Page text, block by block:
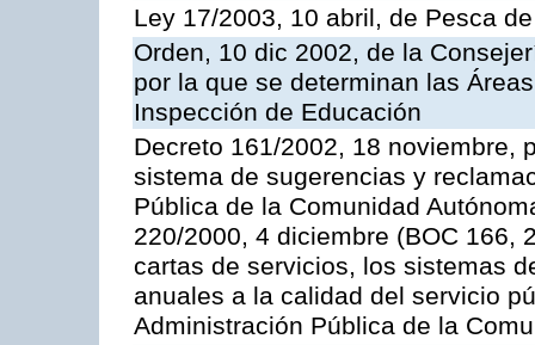
Ley 17/2003, 10 abril, de Pesca
Orden, 10 dic 2002, de la
por la que se determinan las
Inspección de Educación
Decreto 161/2002, 18 noviembre,
sistema de sugerencias y
Pública de la Comunidad
220/2000, 4 diciembre (BOC 166,
cartas de servicios, los sistemas
anuales a la calidad del servicio
Administración Pública de la